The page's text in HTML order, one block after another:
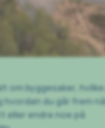
om byggesaker,
hvordan du går frem
eller endre noe på